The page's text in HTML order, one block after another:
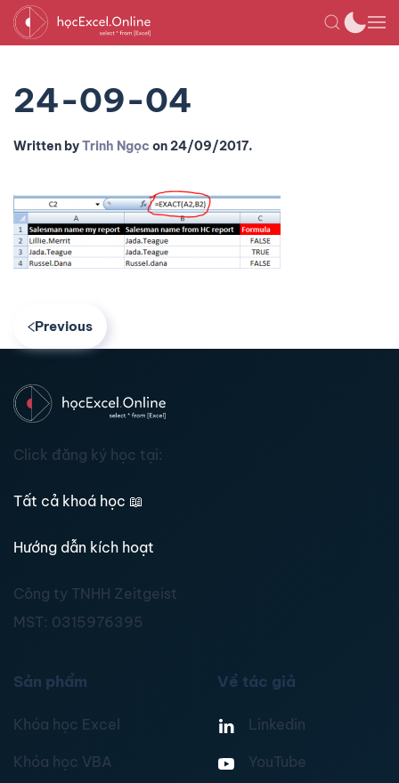
24-09-04
Written byTrinh Ngọc on24/09/2017.
Previous
Click đăng ký học tại:
Tất cả khoá học 📖
Hướng dẫn kích hoạt
Công ty TNHH Zeitgeist
MST: 0315976395
Sản phẩm
Khóa học Excel
Khóa học VBA
Về tác giả
Linkedin
YouTube